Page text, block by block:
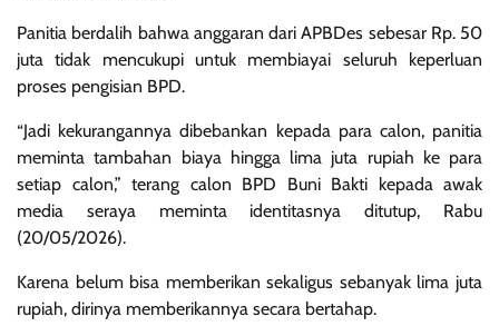
Panitia berdalih bahwa anggaran dari APBDes sebesar Rp. 50
juta tidak mencukupi untuk membiayai seluruh keperluan
proses pengisian BPD.
“Jadi kekurangannya dibebankan kepada para calon, panitia
meminta tambahan biaya hingga lima juta rupiah ke para
setiap calon,” terang calon BPD Buni Bakti kepada awak
media seraya meminta identitasnya ditutup, Rabu
(20/05/2026).
Karena belum bisa memberikan sekaligus sebanyak lima juta
rupiah, dirinya memberikannya secara bertahap.